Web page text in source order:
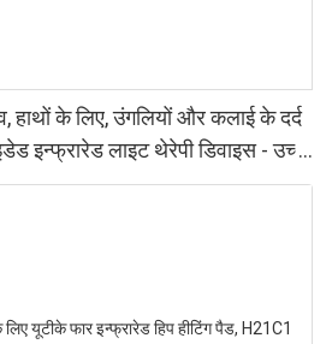
हाथों के लिए, उंगलियों और कलाई के दर्द
इन्फ्रारेड लाइट थेरेपी डिवाइस - उच्च
LED, 4 चिप्स इन 1, घर पर रेड लाइट